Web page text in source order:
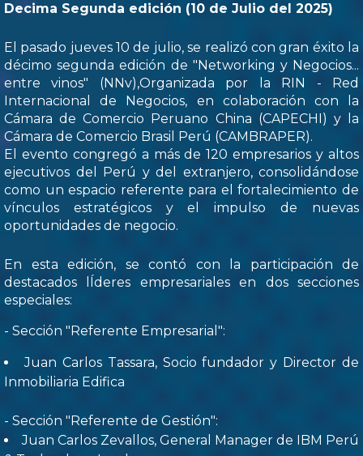
Decima Segunda edición (10 de Julio del 2025)
El pasado jueves 10 de julio, se realizó con gran éxito la
décimo segunda edición de "Networking y Negocios...
entre vinos" (NNv),Organizada por la RIN - Red
Internacional de Negocios, en colaboración con la
Cámara de Comercio Peruano China (CAPECHI) y la
Cámara de Comercio Brasil Perú (CAMBRAPER).
El evento congregó a más de 120 empresarios y altos
ejecutivos del Perú y del extranjero, consolidándose
como un espacio referente para el fortalecimiento de
vínculos estratégicos y el impulso de nuevas
oportunidades de negocio.
En esta edición, se contó con la participación de
destacados lÍderes empresariales en dos secciones
especiales:
- Sección "Referente Empresarial":
Juan Carlos Tassara, Socio fundador y Director de
Inmobiliaria Edifica
- Sección "Referente de Gestión":
Juan Carlos Zevallos, General Manager de IBM Perú